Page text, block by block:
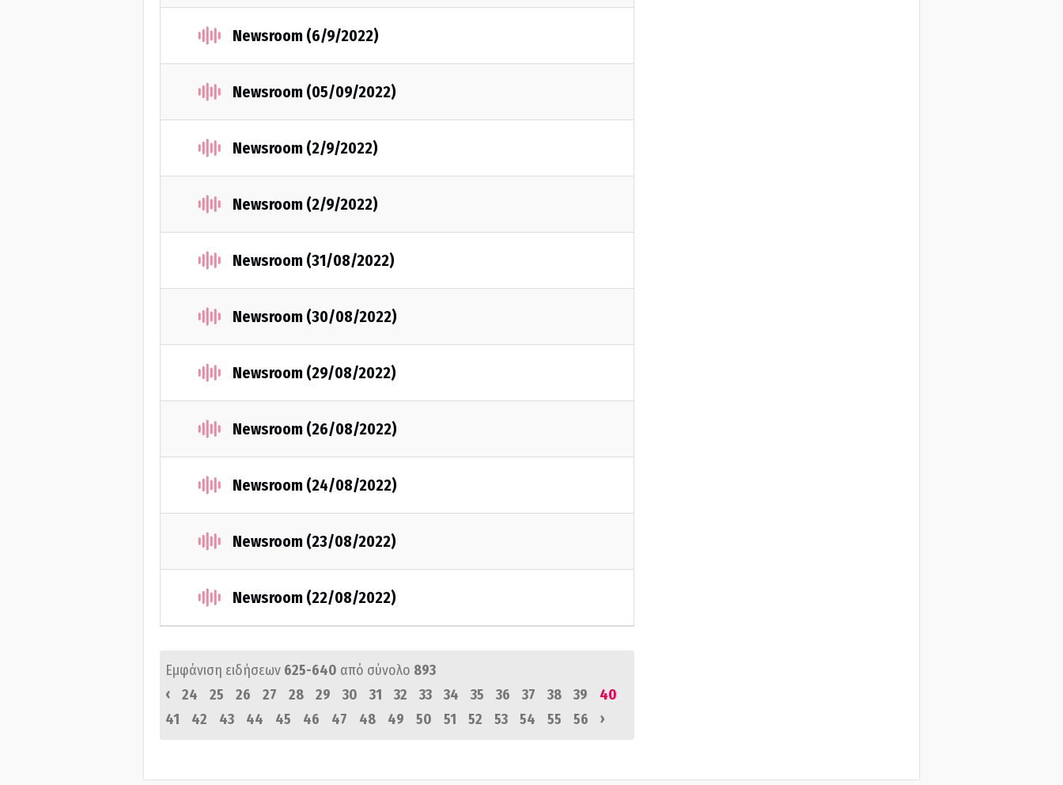
Newsroom (6/9/2022)
Newsroom (05/09/2022)
Newsroom (2/9/2022)
Newsroom (2/9/2022)
Newsroom (31/08/2022)
Newsroom (30/08/2022)
Newsroom (29/08/2022)
Newsroom (26/08/2022)
Newsroom (24/08/2022)
Newsroom (23/08/2022)
Newsroom (22/08/2022)
Εμφάνιση ειδήσεων 625-640 από σύνολο 893
‹
24 25 26 27 28 29 30 31 32 33 34 35 36 37 38 39
40
41
42 43 44 45 46 47 48 49 50 51 52 53 54 55 56 ›